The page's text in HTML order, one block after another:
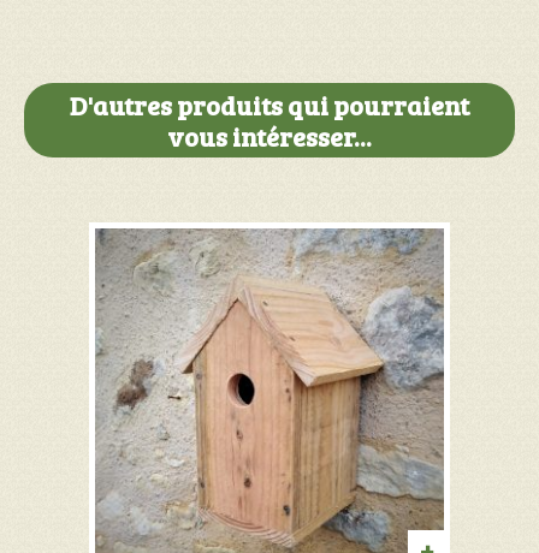
D'autres produits qui pourraient
vous intéresser...